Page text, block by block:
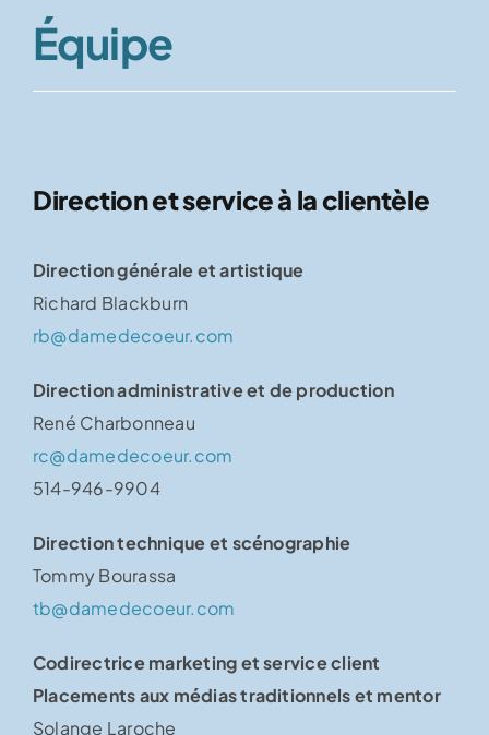
Équipe
Direction et service à la clientèle
Direction générale et artistique
Richard Blackburn
rb@damedecoeur.com
Direction administrative et de production
René Charbonneau
rc@damedecoeur.com
514-946-9904
Direction technique et scénographie
Tommy Bourassa
tb@damedecoeur.com
Codirectrice marketing et service client
Placements aux médias traditionnels et mentor
Solange Laroche